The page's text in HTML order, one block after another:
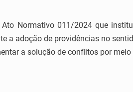
Ato Normativo 011/2024 que
a adoção de providências no
a solução de conflitos por